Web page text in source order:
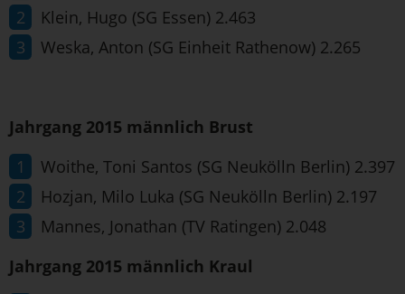
Klein, Hugo (SG Essen) 2.463
Weska, Anton (SG Einheit Rathenow) 2.265
Jahrgang 2015 männlich Brust
Woithe, Toni Santos (SG Neukölln Berlin) 2.397
Hozjan, Milo Luka (SG Neukölln Berlin) 2.197
Mannes, Jonathan (TV Ratingen) 2.048
Jahrgang 2015 männlich Kraul